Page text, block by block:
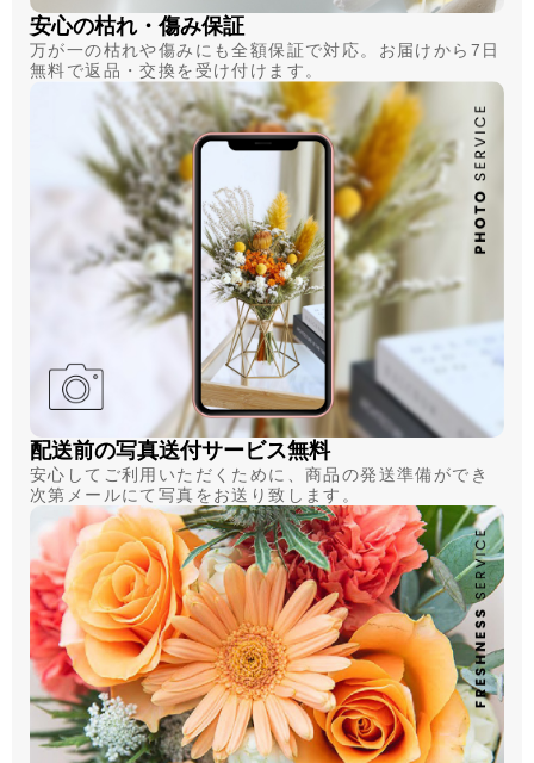
安心の枯れ・傷み保証
万が一の枯れや傷みにも全額保証で対応。お届けから7日
無料で返品・交換を受け付けます。
配送前の写真送付サービス無料
安心してご利用いただくために、商品の発送準備ができ
次第メールにて写真をお送り致します。